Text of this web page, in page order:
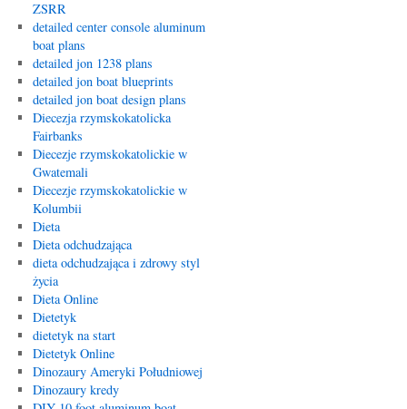
ZSRR
detailed center console aluminum
boat plans
detailed jon 1238 plans
detailed jon boat blueprints
detailed jon boat design plans
Diecezja rzymskokatolicka
Fairbanks
Diecezje rzymskokatolickie w
Gwatemali
Diecezje rzymskokatolickie w
Kolumbii
Dieta
Dieta odchudzająca
dieta odchudzająca i zdrowy styl
życia
Dieta Online
Dietetyk
dietetyk na start
Dietetyk Online
Dinozaury Ameryki Południowej
Dinozaury kredy